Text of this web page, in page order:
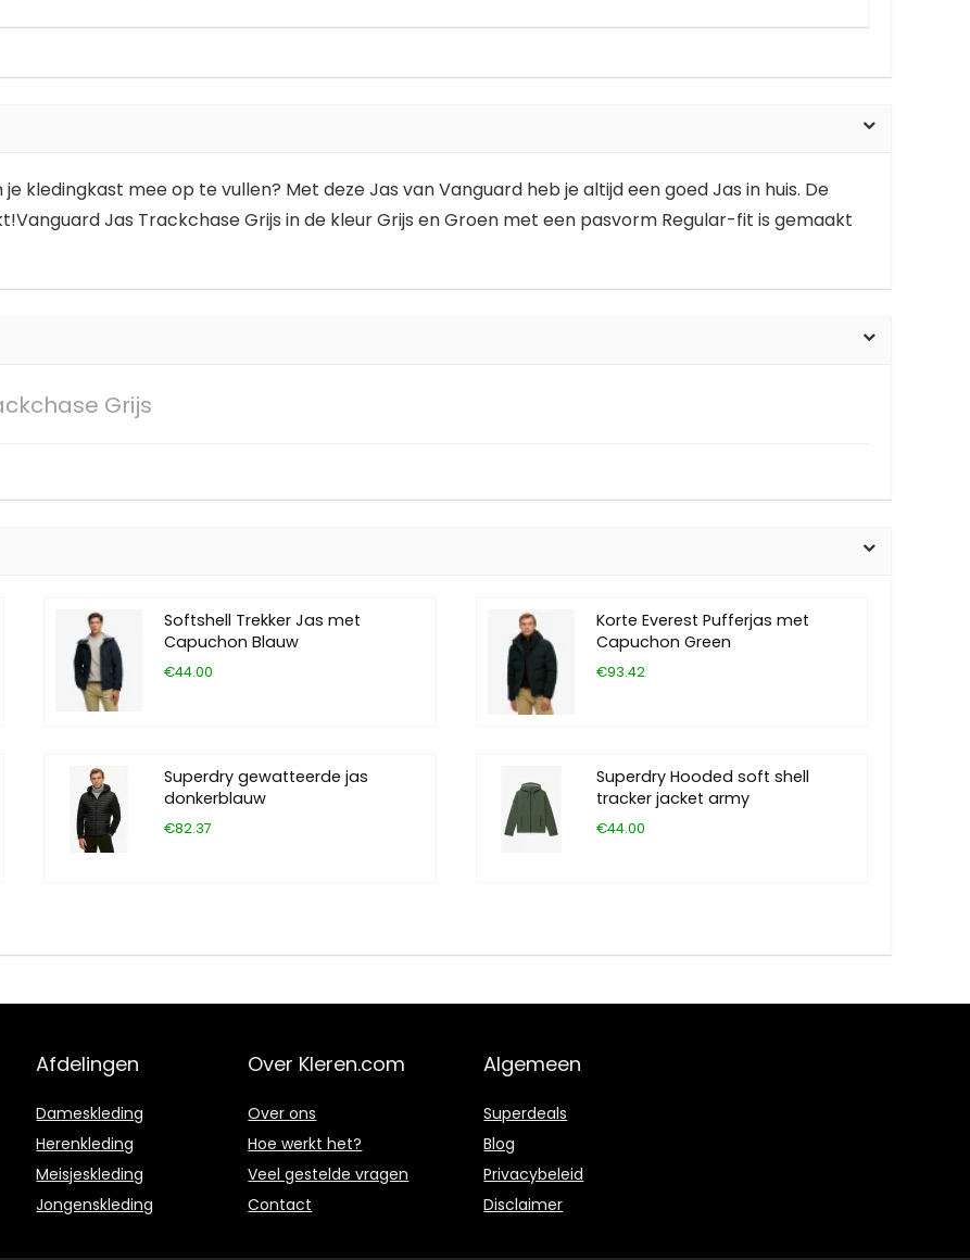
kledingkast mee op te vullen? Met deze Jas van Vanguard heb je altijd een goed Jas in huis. De
Jas Trackchase Grijs in de kleur Grijs en Groen met een pasvorm Regular-fit is gemaakt
Grijs
Softshell Trekker Jas met
Capuchon Blauw
€44.00
Korte Everest Pufferjas met
Capuchon Green
€93.42
Superdry gewatteerde jas
donkerblauw
€82.37
Superdry Hooded soft shell
tracker jacket army
€44.00
Afdelingen
Dameskleding
Herenkleding
Meisjeskleding
Jongenskleding
Over Kleren.com
Over ons
Hoe werkt het?
Veel gestelde vragen
Contact
Algemeen
Superdeals
Blog
Privacybeleid
Disclaimer